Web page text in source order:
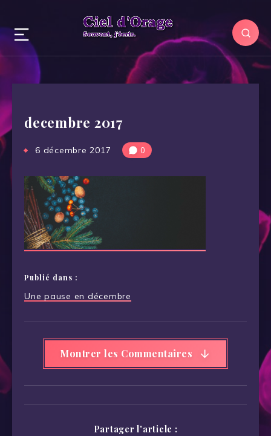
decembre 2017
6 décembre 2017 0
Publié dans :
Navigation
Une pause en décembre
Montrer les Commentaires
Partager l'article :